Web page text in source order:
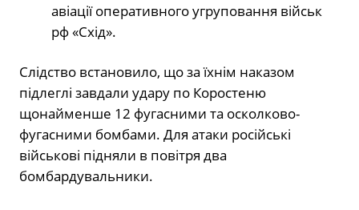
авіації оперативного угруповання військ
рф «Схід».
Слідство встановило, що за їхнім наказом
підлеглі завдали удару по Коростеню
щонайменше 12 фугасними та осколково-
фугасними бомбами. Для атаки російські
військові підняли в повітря два
бомбардувальники.